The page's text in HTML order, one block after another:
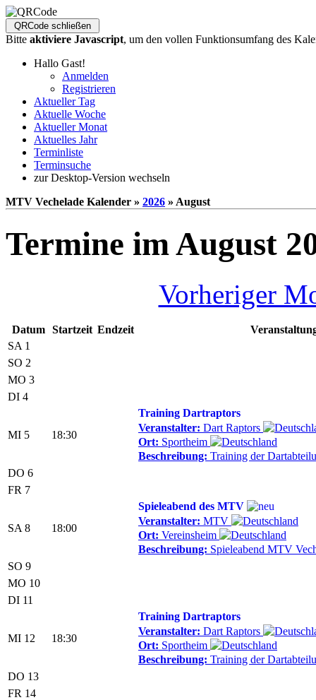
Bitte aktiviere Javascript, um den vollen Funktionsumfang des
Hallo Gast!
Anmelden
Registrieren
Aktueller Tag
Aktuelle Woche
Aktueller Monat
Aktuelles Jahr
Terminliste
Terminsuche
zur Desktop-Version wechseln
MTV Vechelade Kalender » 2026 » August
Termine im August
Vorheriger
Datum Startzeit Endzeit
SA 1
SO 2
MO 3
DI 4
MI 5 18:30
Training Dartraptors
Veranstalter: Dart Raptors
Ort: Sportheim
Beschreibung: Training der
DO 6
FR 7
SA 8 18:00
Spieleabend des MTV
Veranstalter: MTV
Ort: Vereinsheim
Beschreibung: Spieleabend MTV
SO 9
MO 10
DI 11
MI 12 18:30
Training Dartraptors
Veranstalter: Dart Raptors
Ort: Sportheim
Beschreibung: Training der
DO 13
FR 14